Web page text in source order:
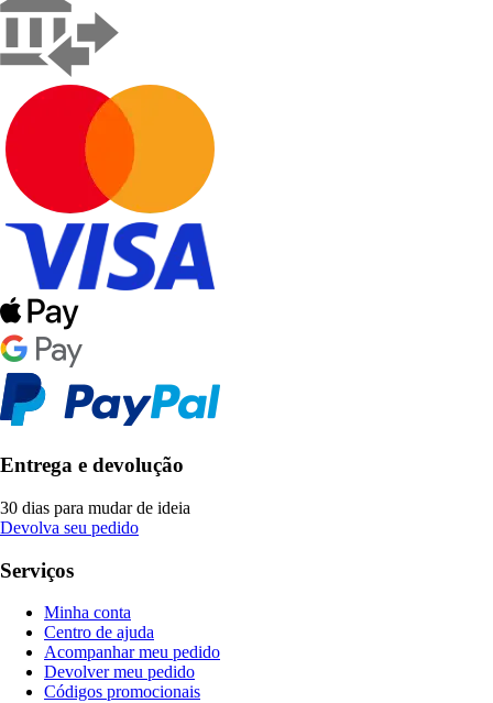
Entrega e devolução
30 dias para mudar de ideia
Devolva seu pedido
Serviços
Minha conta
Centro de ajuda
Acompanhar meu pedido
Devolver meu pedido
Códigos promocionais